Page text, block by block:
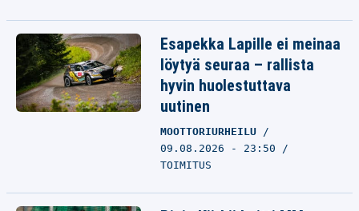
Esapekka Lapille ei meinaa
löytyä seuraa – rallista
hyvin huolestuttava
uutinen
MOOTTORIURHEILU
09.08.2026 - 23:50
TOIMITUS